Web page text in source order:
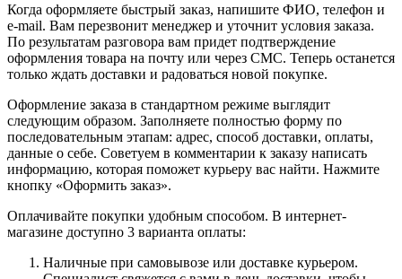
Когда оформляете быстрый заказ, напишите ФИО, телефон и
e-mail. Вам перезвонит менеджер и уточнит условия заказа.
По результатам разговора вам придет подтверждение
оформления товара на почту или через СМС. Теперь останется
только ждать доставки и радоваться новой покупке.
Оформление заказа в стандартном режиме выглядит
следующим образом. Заполняете полностью форму по
последовательным этапам: адрес, способ доставки, оплаты,
данные о себе. Советуем в комментарии к заказу написать
информацию, которая поможет курьеру вас найти. Нажмите
кнопку «Оформить заказ».
Оплачивайте покупки удобным способом. В интернет-
магазине доступно 3 варианта оплаты:
Наличные при самовывозе или доставке курьером.